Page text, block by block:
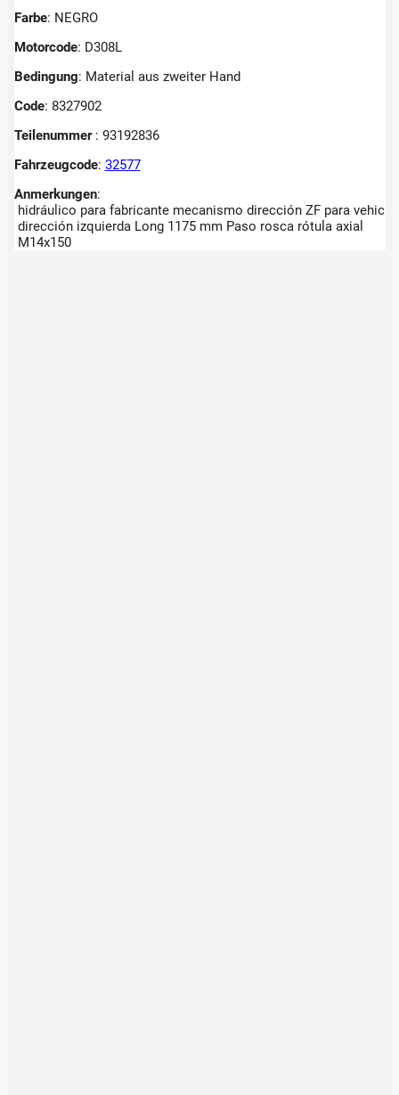
Farbe: NEGRO
Motorcode: D308L
Bedingung: Material aus zweiter Hand
Code: 8327902
Teilenummer : 93192836
Fahrzeugcode: 32577
Anmerkungen:
hidráulico para fabricante mecanismo dirección ZF para vehic
dirección izquierda Long 1175 mm Paso rosca rótula axial
M14x150